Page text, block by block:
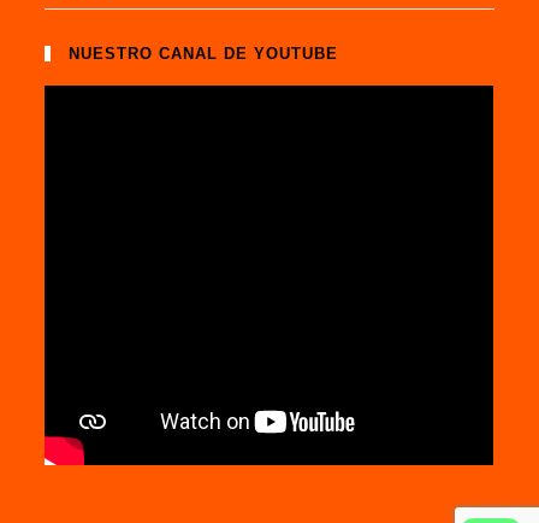
NUESTRO CANAL DE YOUTUBE